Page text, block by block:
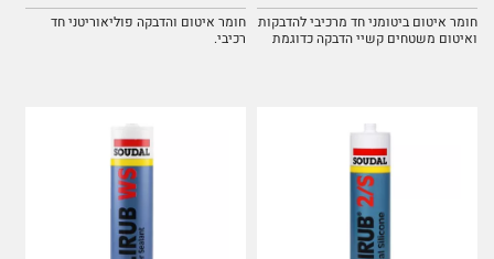
חומר איטום ביטומני חד מרכיבי להדבקות
ואיטום משטחים קשיי הדבקה כדוגמת
חומר איטום והדבקה פוליאוריטני חד
רכיבי.